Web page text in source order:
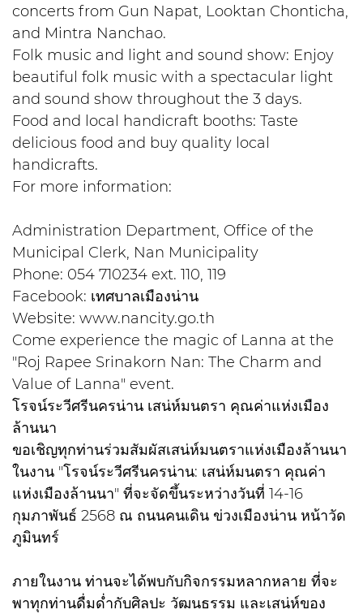
concerts from Gun Napat, Looktan Chonticha,
and Mintra Nanchao.
Folk music and light and sound show: Enjoy
beautiful folk music with a spectacular light
and sound show throughout the 3 days.
Food and local handicraft booths: Taste
delicious food and buy quality local
handicrafts.
For more information:
Administration Department, Office of the
Municipal Clerk, Nan Municipality
Phone: 054 710234 ext. 110, 119
Facebook: เทศบาลเมืองน่าน
Website: www.nancity.go.th
Come experience the magic of Lanna at the
"Roj Rapee Srinakorn Nan: The Charm and
Value of Lanna" event.
โรจน์ระวีศรีนครน่าน เสน่ห์มนตรา คุณค่าแห่งเมือง
ล้านนา
ขอเชิญทุกท่านร่วมสัมผัสเสน่ห์มนตราแห่งเมืองล้านนา
ในงาน "โรจน์ระวีศรีนครน่าน: เสน่ห์มนตรา คุณค่า
แห่งเมืองล้านนา" ที่จะจัดขึ้นระหว่างวันที่ 14-16
กุมภาพันธ์ 2568 ณ ถนนคนเดิน ข่วงเมืองน่าน หน้าวัด
ภูมินทร์
ภายในงาน ท่านจะได้พบกับกิจกรรมหลากหลาย ที่จะ
พาทุกท่านดื่มด่ำกับศิลปะ วัฒนธรรม และเสน่ห์ของ